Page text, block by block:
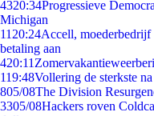
4320:34Progressieve
Michigan
11 20:24Accell, moederbedrijf
betaling aan
420:11
119:48Vollering de sterkste
805/08The Division
3305/08Hackers roven